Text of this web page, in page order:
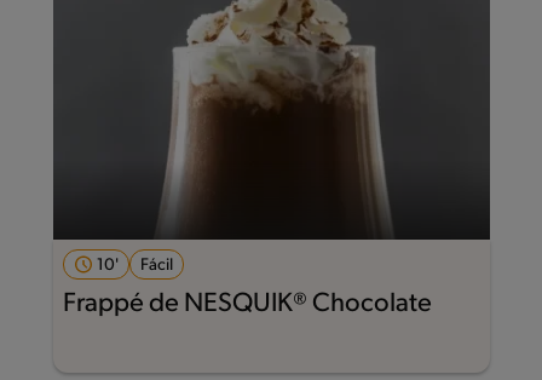
10' Fácil
Frappé de NESQUIK® Chocolate